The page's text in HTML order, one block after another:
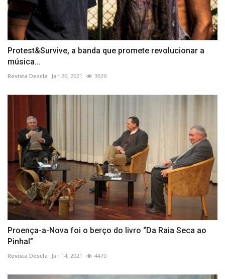
Protest&Survive, a banda que promete revolucionar a
música...
Revista Descla Jan 26, 2021 3629
Proença-a-Nova foi o berço do livro “Da Raia Seca ao
Pinhal”
Revista Descla Jan 14, 2021 4470